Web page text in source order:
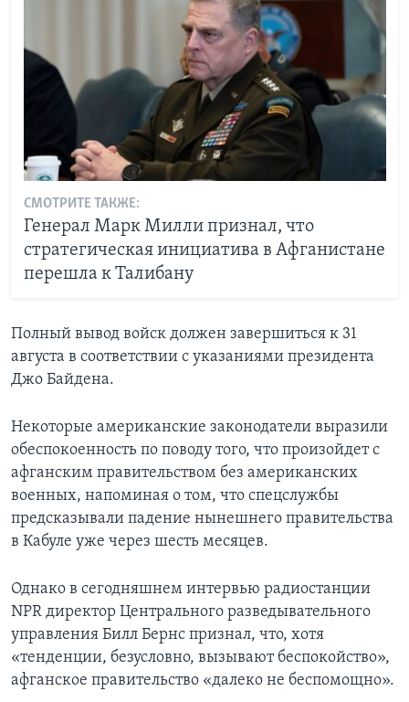
СМОТРИТЕ ТАКЖЕ:
Генерал Марк Милли признал, что
стратегическая инициатива в Афганистане
перешла к Талибану
Полный вывод войск должен завершиться к 31
августа в соответствии с указаниями президента
Джо Байдена.
Некоторые американские законодатели выразили
обеспокоенность по поводу того, что произойдет с
афганским правительством без американских
военных, напоминая о том, что спецслужбы
предсказывали падение нынешнего правительства
в Кабуле уже через шесть месяцев.
Однако в сегодняшнем интервью радиостанции
NPR директор Центрального разведывательного
управления Билл Бернс признал, что, хотя
«тенденции, безусловно, вызывают беспокойство»,
афганское правительство «далеко не беспомощно».